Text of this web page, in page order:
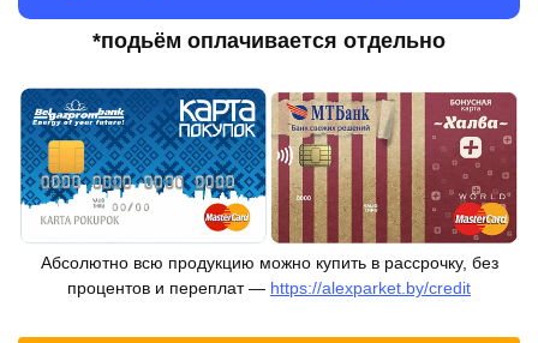
*подьём оплачивается отдельно
Абсолютно всю продукцию можно купить в рассрочку, без
процентов и переплат — https://alexparket.by/credit